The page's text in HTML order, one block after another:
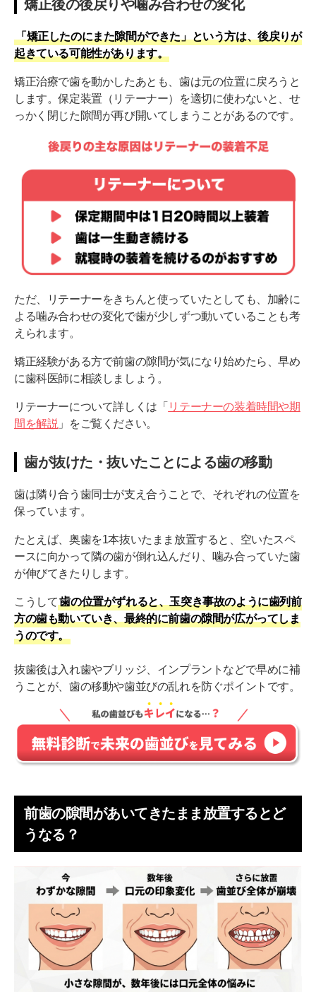
矯正後の後戻りや噛み合わせの変化
「矯正したのにまた隙間ができた」という方は、後戻りが
起きている可能性があります。
矯正治療で歯を動かしたあとも、歯は元の位置に戻ろうと
します。保定装置（リテーナー）を適切に使わないと、せ
っかく閉じた隙間が再び開いてしまうことがあるのです。
ただ、リテーナーをきちんと使っていたとしても、加齢に
よる噛み合わせの変化で歯が少しずつ動いていることも考
えられます。
矯正経験がある方で前歯の隙間が気になり始めたら、早め
に歯科医師に相談しましょう。
リテーナーについて詳しくは「 リテーナーの装着時間や期
間を解説 」をご覧ください。
歯が抜けた・抜いたことによる歯の移動
歯は隣り合う歯同士が支え合うことで、それぞれの位置を
保っています。
たとえば、奥歯を1本抜いたまま放置すると、空いたスペ
ースに向かって隣の歯が倒れ込んだり、噛み合っていた歯
が伸びてきたりします。
こうして 歯の位置がずれると、玉突き事故のように歯列前
方の歯も動いていき、最終的に前歯の隙間が広がってしま
うのです。
抜歯後は入れ歯やブリッジ、インプラントなどで早めに補
うことが、歯の移動や歯並びの乱れを防ぐポイントです。
前歯の隙間があいてきたまま放置するとど
うなる？